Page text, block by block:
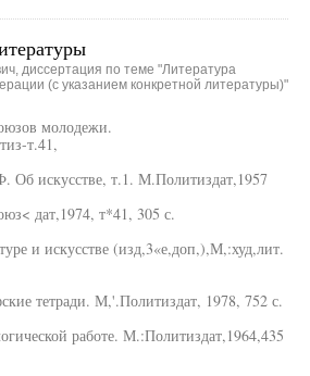
диссертация по теме "Литература
(с указанием конкретной литературы)"
молодежи.
т.41,
Об искусстве, т.1. М.Политиздат,1957
дат,1974, т*41, 305 с.
и искусстве (изд,3«е,доп,),М,:худ,лит.
тетради. М,'.Политиздат, 1978, 752 с.
работе. М.:Политиздат,1964,435